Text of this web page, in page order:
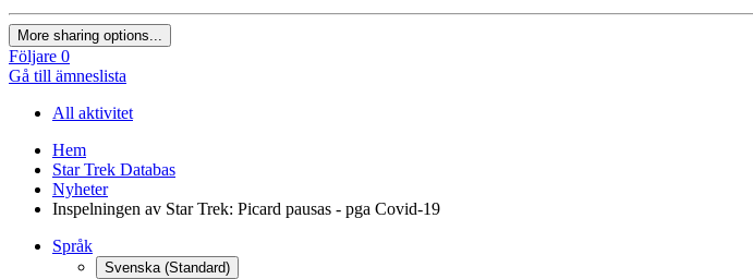
More sharing options...
Följare 0
Gå till ämneslista
All aktivitet
Hem
Star Trek Databas
Nyheter
Inspelningen av Star Trek: Picard pausas - pga Covid-19
Språk
Svenska (Standard)